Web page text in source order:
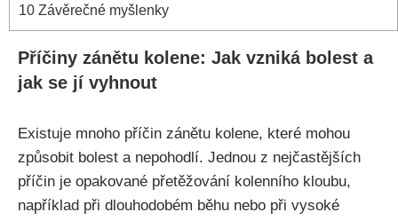
10 Závěrečné myšlenky
Příčiny zánětu kolene: ⁢Jak vzniká bolest a
jak se jí vyhnout
Existuje mnoho příčin zánětu kolene, které mohou
způsobit bolest a nepohodlí. Jednou z nejčastějších
příčin je opakované přetěžování kolenního kloubu,
například při dlouhodobém ‌běhu nebo při⁣ vysoké